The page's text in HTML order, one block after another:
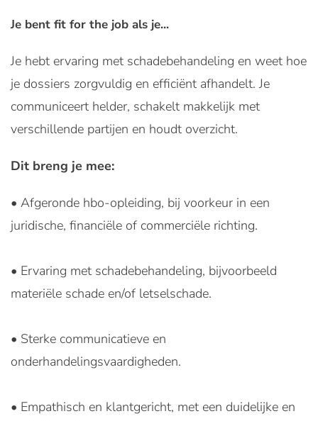
Je bent fit for the job als je...
Je hebt ervaring met schadebehandeling en weet hoe
je dossiers zorgvuldig en efficiënt afhandelt. Je
communiceert helder, schakelt makkelijk met
verschillende partijen en houdt overzicht.
Dit breng je mee:
• Afgeronde hbo-opleiding, bij voorkeur in een
juridische, financiële of commerciële richting.
• Ervaring met schadebehandeling, bijvoorbeeld
materiële schade en/of letselschade.
• Sterke communicatieve en
onderhandelingsvaardigheden.
• Empathisch en klantgericht, met een duidelijke en